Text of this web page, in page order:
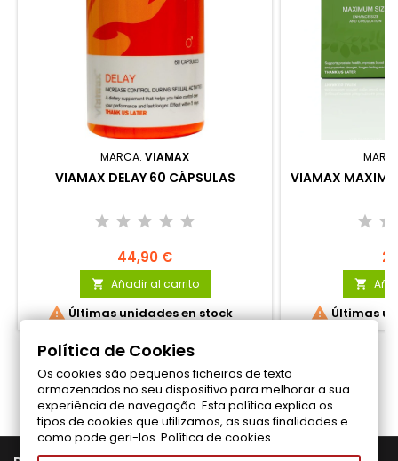
MARCA: VIAMAX
VIAMAX DELAY 60 CÁPSULAS
44,90 €
 Añadir al carrito
Últimas unidades en stock
VIAMAX

Últimas
Síganos en Facebook
Política de Cookies
Os cookies são pequenos ficheiros de texto
armazenados no seu dispositivo para melhorar a sua
experiência de navegação. Esta política explica os
tipos de cookies que utilizamos, as suas finalidades e
como pode geri-los.Política de cookies